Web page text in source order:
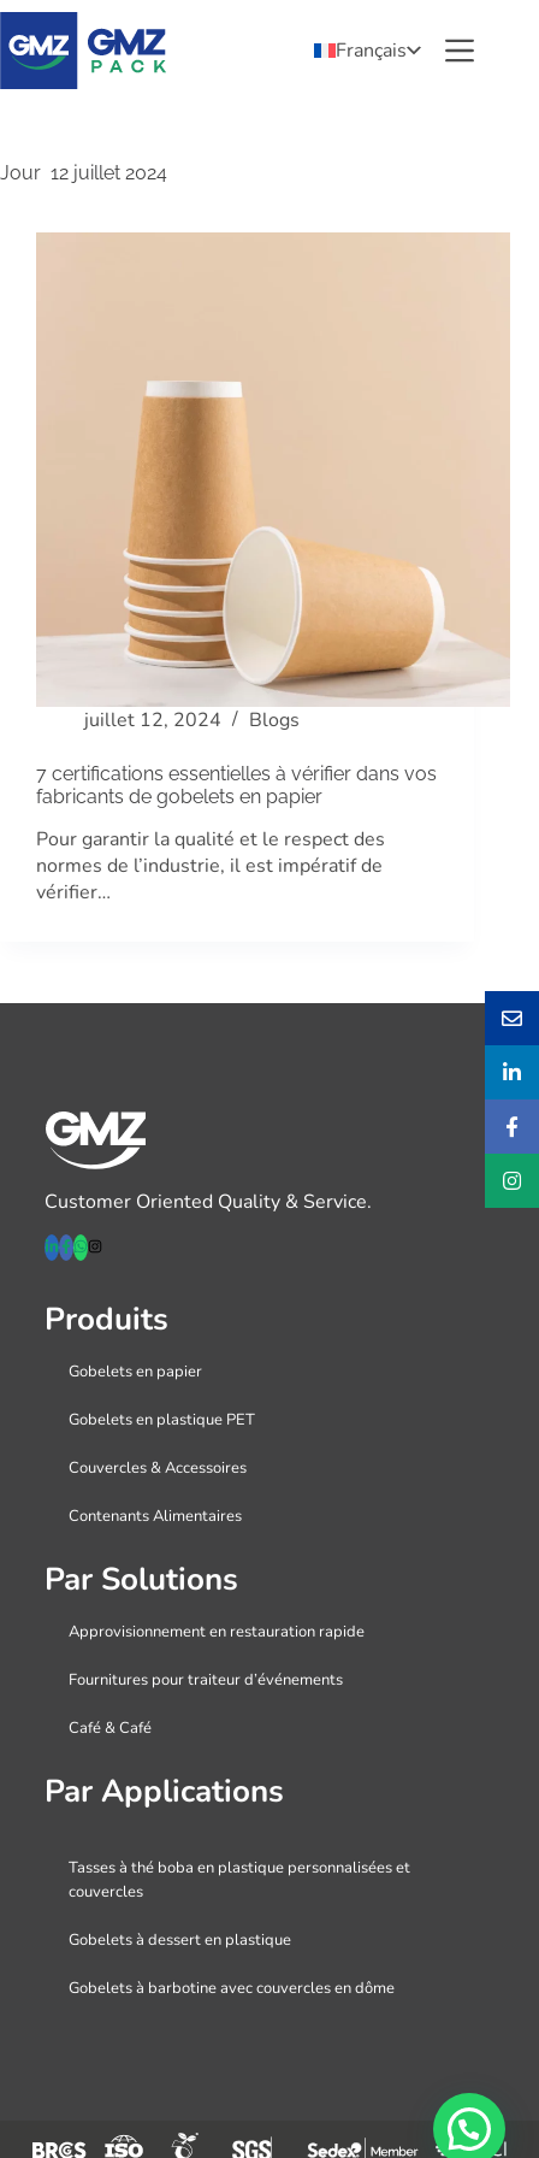
Français
Jour 12 juillet 2024
juillet 12, 2024 Blogs
7 certifications essentielles à vérifier dans vos
fabricants de gobelets en papier
Pour garantir la qualité et le respect des
normes de l’industrie, il est impératif de
vérifier…
Customer Oriented Quality & Service.
Produits
Gobelets en papier
Gobelets en plastique PET
Couvercles & Accessoires
Contenants Alimentaires
Par Solutions
Approvisionnement en restauration rapide
Fournitures pour traiteur d’événements
Café & Café
Par Applications
Tasses à thé boba en plastique personnalisées et
couvercles
Gobelets à dessert en plastique
Gobelets à barbotine avec couvercles en dôme